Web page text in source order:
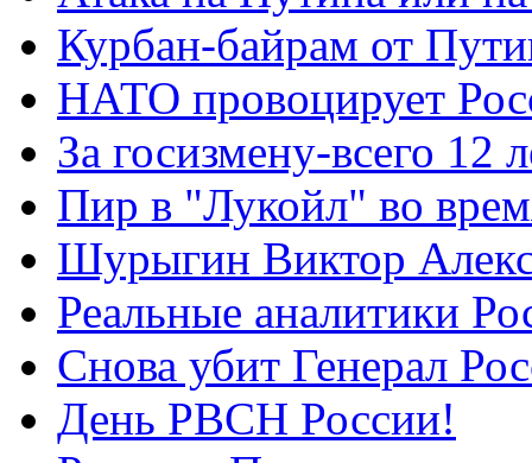
Курбан-байрам от
НАТО провоцирует
За госизмену-всего 12
Пир в "Лукойл" во
Шурыгин Виктор
Реальные аналитики
Снова убит Генерал
День РВСН России!